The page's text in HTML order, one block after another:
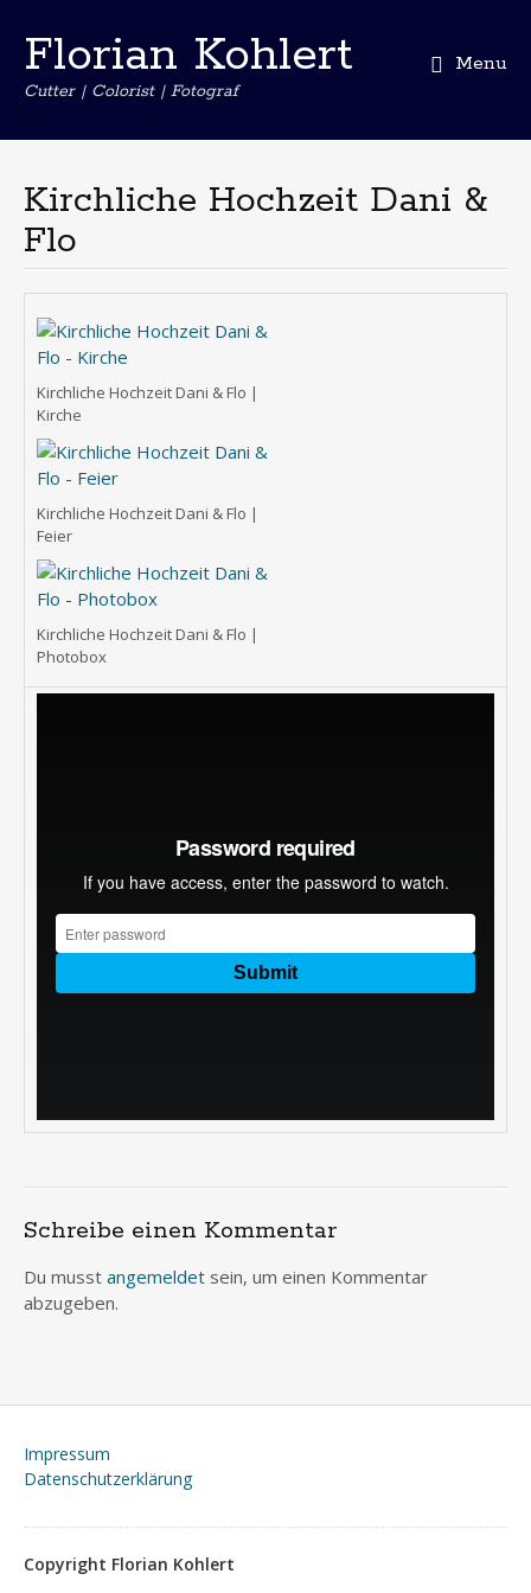
Florian Kohlert
Cutter | Colorist | Fotograf
Menu
Kirchliche Hochzeit Dani &
Flo
Kirchliche Hochzeit Dani & Flo |
Kirche
Kirchliche Hochzeit Dani & Flo |
Feier
Kirchliche Hochzeit Dani & Flo |
Photobox
Schreibe einen Kommentar
Du musst angemeldet sein, um einen Kommentar
abzugeben.
Impressum
Datenschutzerklärung
Copyright Florian Kohlert